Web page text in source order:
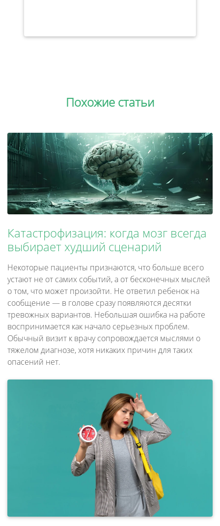
Похожие статьи
Катастрофизация: когда мозг всегда
выбирает худший сценарий
Некоторые пациенты признаются, что больше всего
устают не от самих событий, а от бесконечных мыслей
о том, что может произойти. Не ответил ребенок на
сообщение — в голове сразу появляются десятки
тревожных вариантов. Небольшая ошибка на работе
воспринимается как начало серьезных проблем.
Обычный визит к врачу сопровождается мыслями о
тяжелом диагнозе, хотя никаких причин для таких
опасений нет.